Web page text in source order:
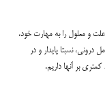
و معلول را به مهارت خود،
نسبتا پایدار و در
بر آنها داریم.